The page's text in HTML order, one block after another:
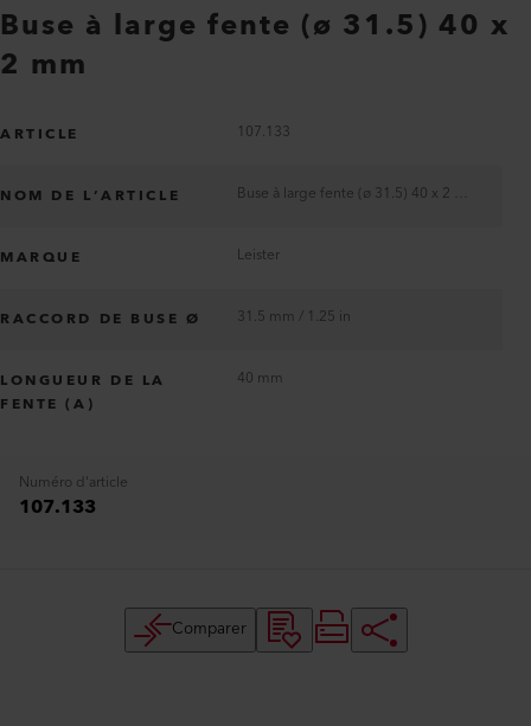
Buse à large fente (ø 31.5) 40 x
2 mm
ARTICLE 107.133
NOM DE L’ARTICLE
MARQUE Leister
RACCORD DE BUSE Ø 31.5 mm / 1.25 in
LONGUEUR DE LA
FENTE (A)
40 mm
Numéro d'article
107.133
Comparer